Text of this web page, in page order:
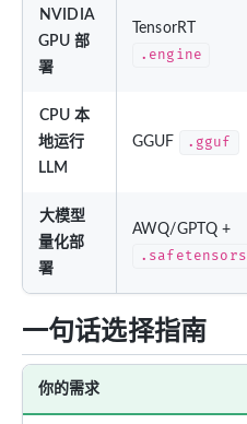
NVIDIA
GPU 部
署
TensorRT
.engine
CPU 本
地运行
LLM
GGUF .gguf
大模型
量化部
署
AWQ/GPTQ +
.safetensors
一句话选择指南
你的需求